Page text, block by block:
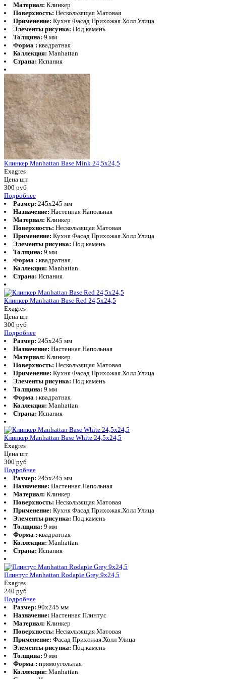
Материал: Клинкер
Поверхность: Нескользящая Матовая
Применение: Кухня Фасад Прихожая.Холл Улица
Элементы рисунка: Под камень
Толщина: 9 мм
Форма : квадратная
Коллекция: Manhattan
Страна: Испания
Клинкер Manhattan Base Mink 24,5x24,5
Exagres
Цена шт.
300 руб
Подробнее
Размер: 245x245 мм
Назначение: Настенная Напольная
Материал: Клинкер
Поверхность: Нескользящая Матовая
Применение: Кухня Фасад Прихожая.Холл Улица
Элементы рисунка: Под камень
Толщина: 9 мм
Форма : квадратная
Коллекция: Manhattan
Страна: Испания
Клинкер Manhattan Base Red 24,5x24,5
Exagres
Цена шт.
300 руб
Подробнее
Размер: 245x245 мм
Назначение: Настенная Напольная
Материал: Клинкер
Поверхность: Нескользящая Матовая
Применение: Кухня Фасад Прихожая.Холл Улица
Элементы рисунка: Под камень
Толщина: 9 мм
Форма : квадратная
Коллекция: Manhattan
Страна: Испания
Клинкер Manhattan Base White 24,5x24,5
Exagres
Цена шт.
300 руб
Подробнее
Размер: 245x245 мм
Назначение: Настенная Напольная
Материал: Клинкер
Поверхность: Нескользящая Матовая
Применение: Кухня Фасад Прихожая.Холл Улица
Элементы рисунка: Под камень
Толщина: 9 мм
Форма : квадратная
Коллекция: Manhattan
Страна: Испания
Плинтус Manhattan Rodapie Grey 9x24,5
Exagres
240 руб
Подробнее
Размер: 90x245 мм
Назначение: Настенная Плинтус
Материал: Клинкер
Поверхность: Нескользящая Матовая
Применение: Фасад Прихожая.Холл Улица
Элементы рисунка: Под камень
Толщина: 9 мм
Форма : прямоугольная
Коллекция: Manhattan